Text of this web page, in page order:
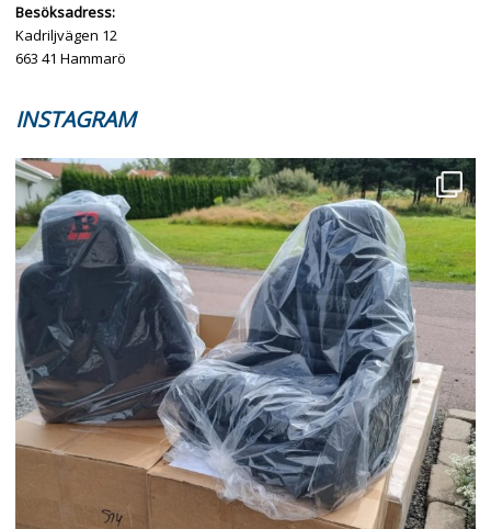
Besöksadress:
Kadriljvägen 12
663 41 Hammarö
INSTAGRAM